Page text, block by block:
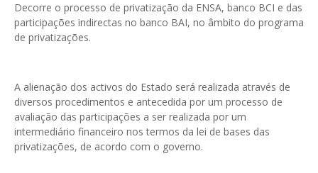
Decorre o processo de privatização da ENSA, banco BCI e das
participações indirectas no banco BAI, no âmbito do programa
de privatizações.
A alienação dos activos do Estado será realizada através de
diversos procedimentos e antecedida por um processo de
avaliação das participações a ser realizada por um
intermediário financeiro nos termos da lei de bases das
privatizações, de acordo com o governo.